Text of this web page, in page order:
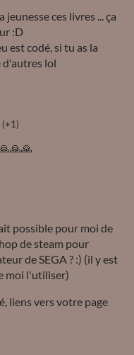
ces livres ... ça
:D
est codé, si tu as la
d'autres lol
(+1)
possible pour moi de
de steam pour
de SEGA ? :) (il y est
moi l'utiliser)
liens vers votre page